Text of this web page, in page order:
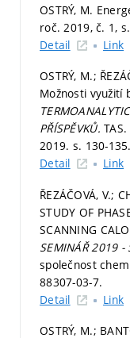
OSTRÝ, M.
roč. 2019, č. 1,
Detail
Link
OSTRÝ, M.;
Možnosti využití
PŘÍSPĚVKŮ.
2019. s. 130-135.
Detail
Link
ŘEZÁČOVÁ, V.;
STUDY OF
SCANNING
SEMINÁŘ 2019 -
společnost
88307-03-7.
Detail
Link
OSTRÝ, M.;